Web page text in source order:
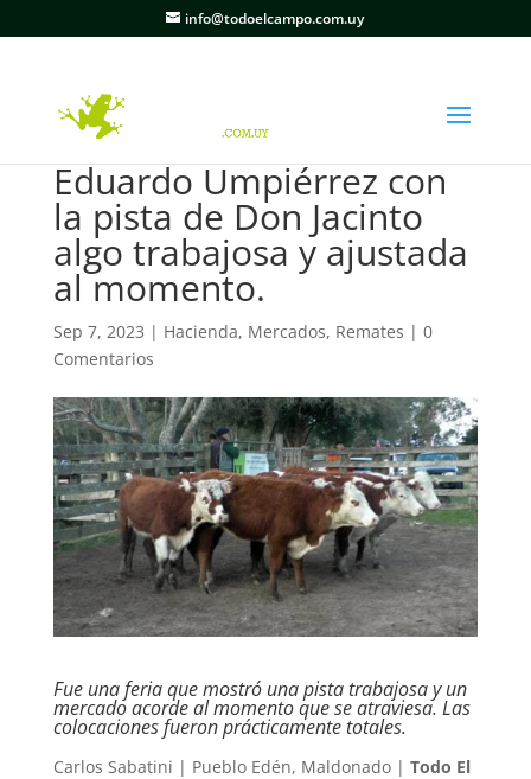
info@todoelcampo.com.uy
Eduardo Umpiérrez con
la pista de Don Jacinto
algo trabajosa y ajustada
al momento.
Sep 7, 2023 | Hacienda, Mercados, Remates | 0
Comentarios
Fue una feria que mostró una pista trabajosa y un
mercado acorde al momento que se atraviesa. Las
colocaciones fueron prácticamente totales.
Carlos Sabatini | Pueblo Edén, Maldonado | Todo El